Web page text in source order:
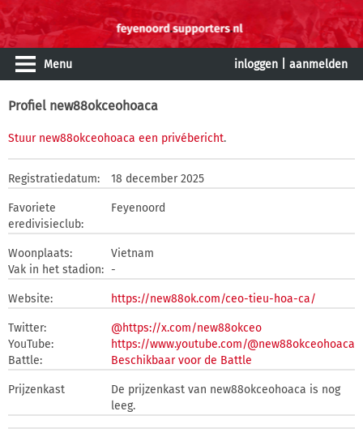
Menu inloggen aanmelden
Profiel new88okceohoaca
Stuur new88okceohoaca een privébericht.
Registratiedatum: 18 december 2025
Favoriete
eredivisieclub:
Feyenoord
Woonplaats:
Vietnam
Vak in het stadion: -
Website: https://new88ok.com/ceo-tieu-hoa-ca/
Twitter:
@https://x.com/new88okceo
YouTube:
https://www.youtube.com/@new88okceohoaca
Battle:
Beschikbaar voor de Battle
Prijzenkast
De prijzenkast van new88okceohoaca is nog
leeg.